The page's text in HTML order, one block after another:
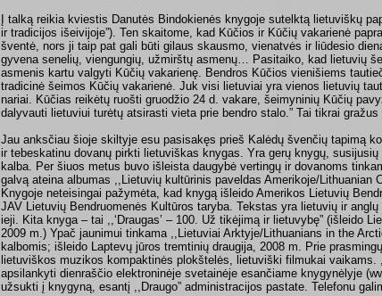
Į talką reikia kviestis Danutės Bindokienės knygoje sutelktą lietuviškų
ir tradicijos išeivijoje”). Ten skaitome, kad Kūčios ir Kūčių vakarienė
šventė, nors ji taip pat gali būti gilaus skausmo, vienatvės ir liūdesio
gyvena senelių, viengungių, užmirštų asmenų… Pasitaiko, kad lietuvių
asmenis kartu valgyti Kūčių vakarienę. Bendros Kūčios vienišiems
tradicinė šeimos Kūčių vakarienė. Juk visi lietuviai yra vienos lietuvių
nariai. Kūčias reikėtų ruošti gruodžio 24 d. vakare, šeimyninių Kūčių
dalyvauti lietuviui turėtų atsirasti vieta prie bendro stalo.” Tai tikrai
Jau anksčiau šioje skiltyje esu pasisakęs prieš Kalėdų švenčių tapimą
ir tebeskatinu dovanų pirkti lietuviškas knygas. Yra gerų knygų,
kalba. Per šiuos metus buvo išleista daugybė vertingų ir dovanoms
galvą ateina albumas ,,Lietuvių kultūrinis paveldas Amerikoje/Lithuanian
Knygoje neteisingai pažymėta, kad knygą išleido Amerikos Lietuvių
JAV Lietuvių Bendruomenės Kultūros taryba. Tekstas yra lietuvių ir
ieji. Kita knyga – tai ,,‘Draugas’ – 100. Už tikėjimą ir lietuvybę” (išleido
2009 m.) Ypač jaunimui tinkama ,,Lietuviai Arktyje/Lithuanians in the
kalbomis; išleido Laptevų jūros tremtinių draugija, 2008 m. Prie
lietuviškos muzikos kompaktinės plokštelės, lietuviški filmukai vaikams.
apsilankyti dienraščio elektroninėje svetainėje esančiame knygynėlyje
užsukti į knygyną, esantį ,,Draugo” administracijos pastate. Telefonu